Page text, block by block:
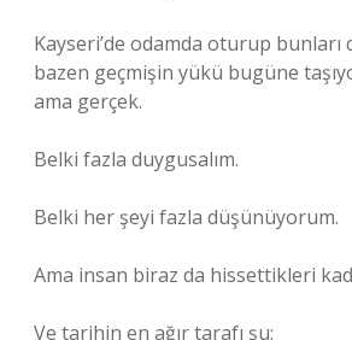
Kayseri’de odamda oturup
bazen geçmişin yükü bugüne
ama gerçek.
Belki fazla duygusalım.
Belki her şeyi fazla düşünüyorum.
Ama insan biraz da hissettikleri
Ve tarihin en ağır tarafı şu: